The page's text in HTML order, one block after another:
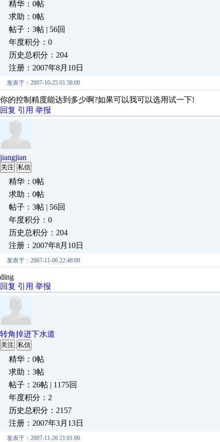
精华：0帖
求助：0帖
帖子：3帖 | 56回
年度积分：0
历史总积分：204
注册：2007年8月10日
发表于：2007-10-25 01:58:00
你的控制精度能达到多少啊?如果可以我可以选用试一下!
回复 引用 举报
jiangjian
关注 私信
精华：0帖
求助：0帖
帖子：3帖 | 56回
年度积分：0
历史总积分：204
注册：2007年8月10日
发表于：2007-11-06 22:48:00
ding
回复 引用 举报
转角掉进下水道
关注 私信
精华：0帖
求助：3帖
帖子：26帖 | 1175回
年度积分：2
历史总积分：2157
注册：2007年3月13日
发表于：2007-11-26 21:01:00